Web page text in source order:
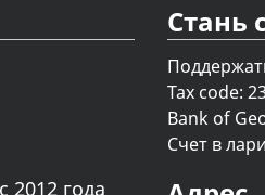
2012 года
Стань
Tax code:
Bank of
Счет в